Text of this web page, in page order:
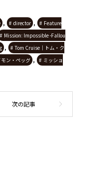
, director ,
Feature
Mission: Impossible -Fallou
,
Tom Cruise｜トム・ク
モン・ペッグ ,
ミッショ